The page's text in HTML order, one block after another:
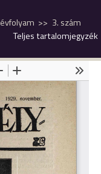
3. szám
Teljes tartalomjegyzék